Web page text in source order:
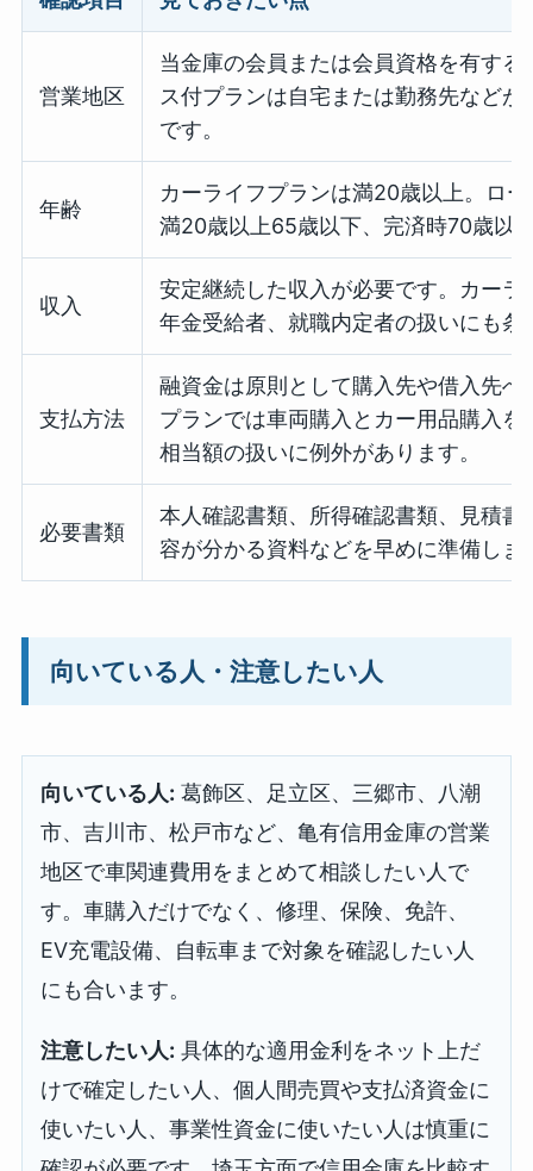
営業地区
当金庫の会員または会員資格を有す
ス付プランは自宅または勤務先など
です。
年齢
カーライフプランは満20歳以上。ロ
満20歳以上65歳以下、完済時70歳以
収入
安定継続した収入が必要です。カー
年金受給者、就職内定者の扱いにも条
支払方法
融資金は原則として購入先や借入先
プランでは車両購入とカー用品購入
相当額の扱いに例外があります。
必要書類
本人確認書類、所得確認書類、見積
容が分かる資料などを早めに準備しま
向いている人・注意したい人
向いている人: 葛飾区、足立区、三郷市、八潮
市、吉川市、松戸市など、亀有信用金庫の営業
地区で車関連費用をまとめて相談したい人で
す。車購入だけでなく、修理、保険、免許、
EV充電設備、自転車まで対象を確認したい人
にも合います。
注意したい人: 具体的な適用金利をネット上だ
けで確定したい人、個人間売買や支払済資金に
使いたい人、事業性資金に使いたい人は慎重に